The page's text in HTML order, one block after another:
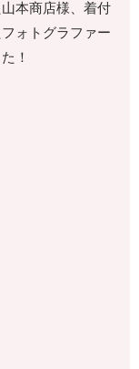
本商店様、着付
ォトグラファー
！